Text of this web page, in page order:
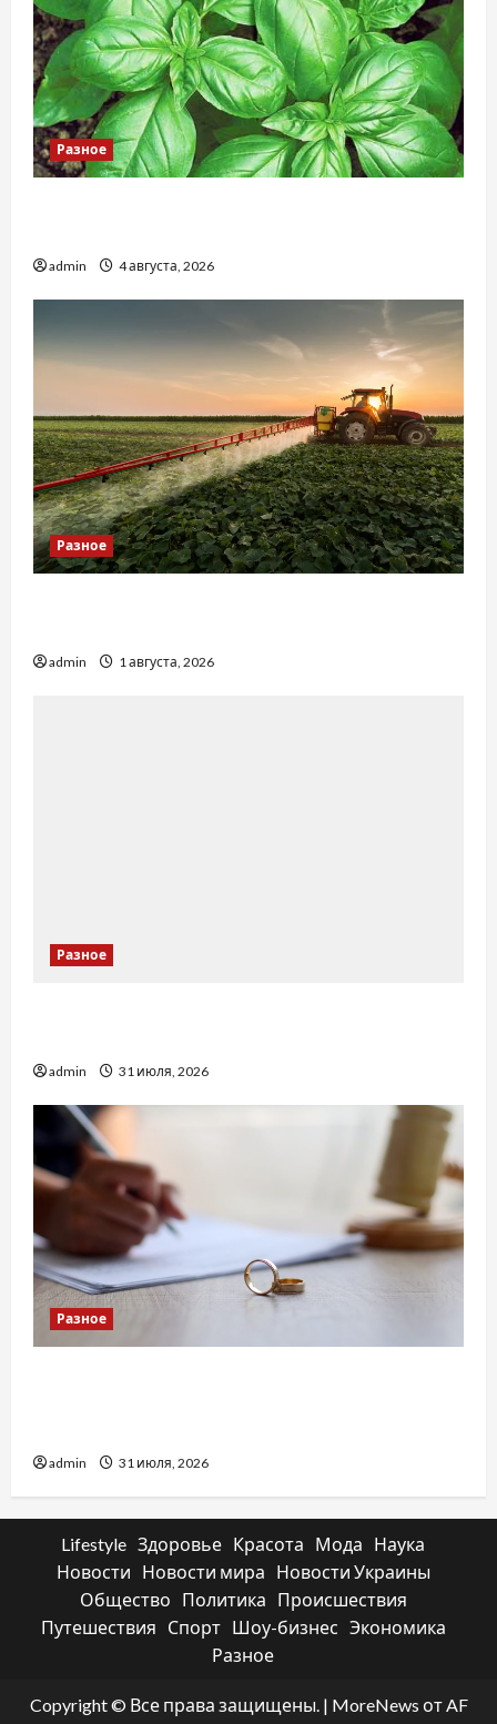
Разное
admin 4 августа, 2026
Разное
admin 1 августа, 2026
Разное
admin 31 июля, 2026
Разное
admin 31 июля, 2026
Lifestyle Здоровье Красота Мода
Наука
Новости
Новости мира
Новости Украины
Общество
Политика
Происшествия
Путешествия
Спорт Шоу-бизнес Экономика
Разное
Copyright © Все права защищены. | MoreNews от AF